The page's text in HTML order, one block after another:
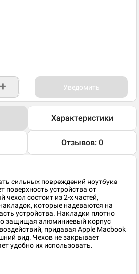
+ Уведомить
Характеристики
Отзывов: 0
сильных повреждений ноутбука
поверхность устройства от
состоит из 2-х частей,
которые надеваются на
устройства. Накладки плотно
защищая алюминиевый корпус
придавая Apple Macbook
вид. Чехов не закрывает
удобно их использовать.